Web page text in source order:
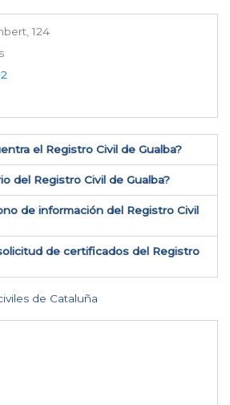
124
el Registro Civil de Gualba​?
del Registro Civil de Gualba?
de información del Registro Civil
de certificados del Registro
de Cataluña